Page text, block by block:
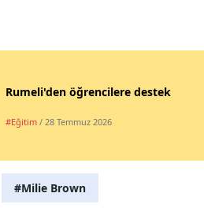
Rumeli'den öğrencilere destek
#Eğitim / 28 Temmuz 2026
#Milie Brown